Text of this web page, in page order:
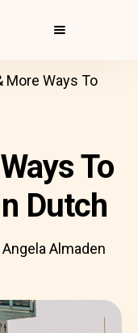
More Ways To
To
Dutch
Angela Almaden